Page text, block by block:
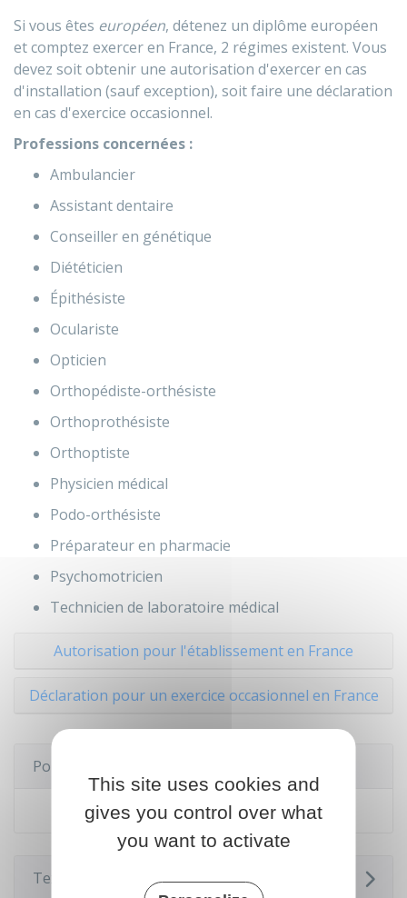
Si vous êtes européen, détenez un diplôme européen
et comptez exercer en France, 2 régimes existent. Vous
devez soit obtenir une autorisation d'exercer en cas
d'installation (sauf exception), soit faire une déclaration
en cas d'exercice occasionnel.
Professions concernées :
Ambulancier
Assistant dentaire
Conseiller en génétique
Diététicien
Épithésiste
Oculariste
Opticien
Orthopédiste-orthésiste
Orthoprothésiste
Orthoptiste
Physicien médical
Podo-orthésiste
Préparateur en pharmacie
Psychomotricien
Technicien de laboratoire médical
Autorisation pour l'établissement en France
Déclaration pour un exercice occasionnel en France
Pour en savoir plus
Période de professionnalisation
Textes de référence
This site uses cookies and
gives you control over what
you want to activate